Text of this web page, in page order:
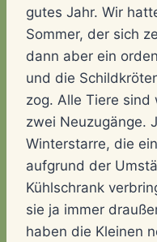
gutes Jahr. Wir
Sommer, der sich
dann aber ein
und die
zog. Alle Tiere
zwei Neuzugänge.
Winterstarre, die
aufgrund der
Kühlschrank
sie ja immer
haben die Kleinen